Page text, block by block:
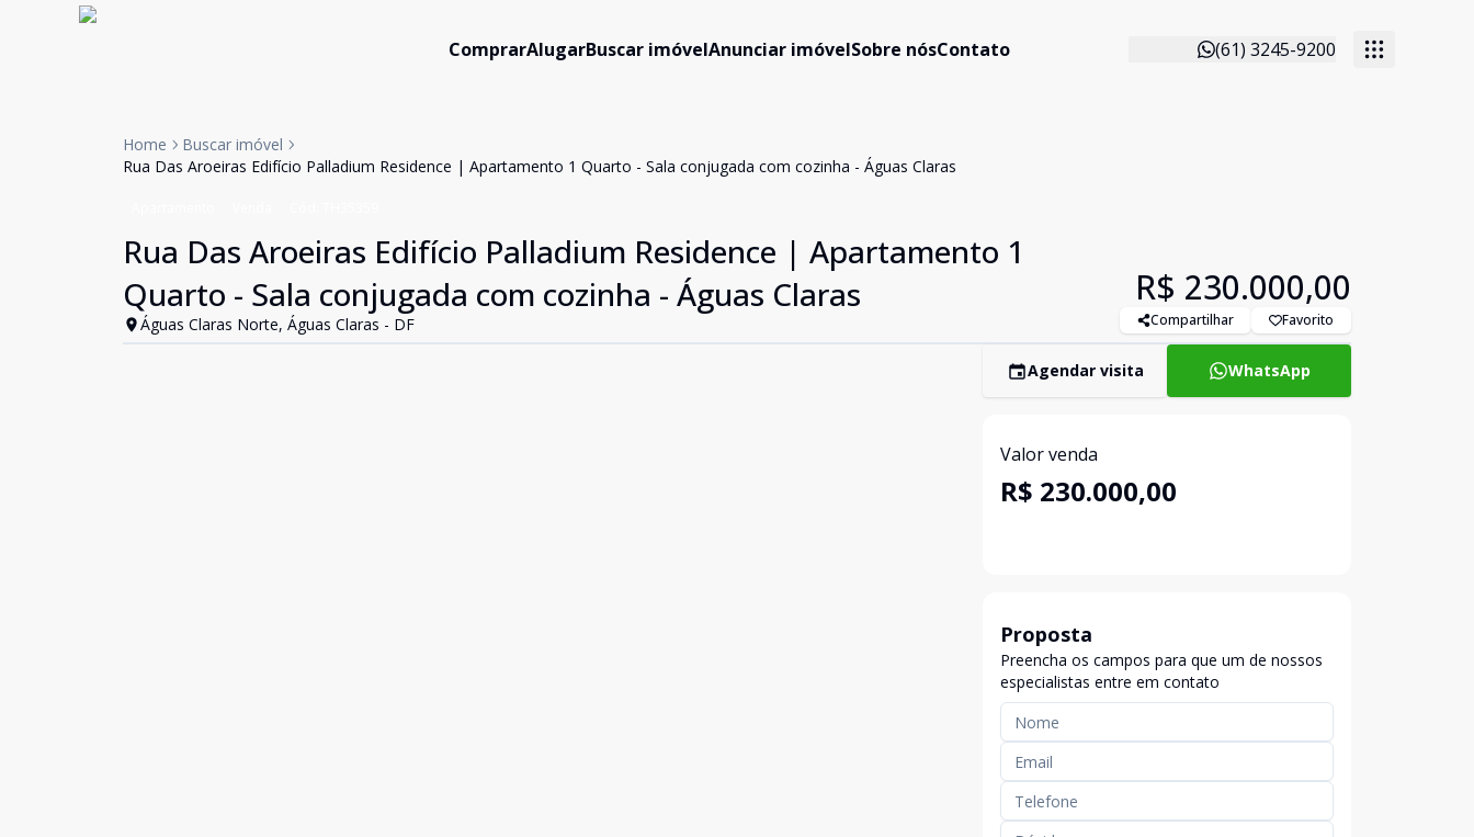
ComprarAlugarBuscar imóvelAnunciar imóvelSobre nósContato (61) 3245-9200
Home
Buscar imóvel
Rua Das Aroeiras Edifício Palladium Residence | Apartamento 1 Quarto - Sala conjugada com cozinha - Águas Claras
Rua Das Aroeiras Edifício Palladium Residence | Apartamento 1
Quarto - Sala conjugada com cozinha - Águas Claras
Águas Claras Norte, Águas Claras - DF
R$ 230.000,00
Compartilhar Favorito
Agendar visita WhatsApp
Valor venda
R$ 230.000,00
Proposta
Preencha os campos para que um de nossos
especialistas entre em contato